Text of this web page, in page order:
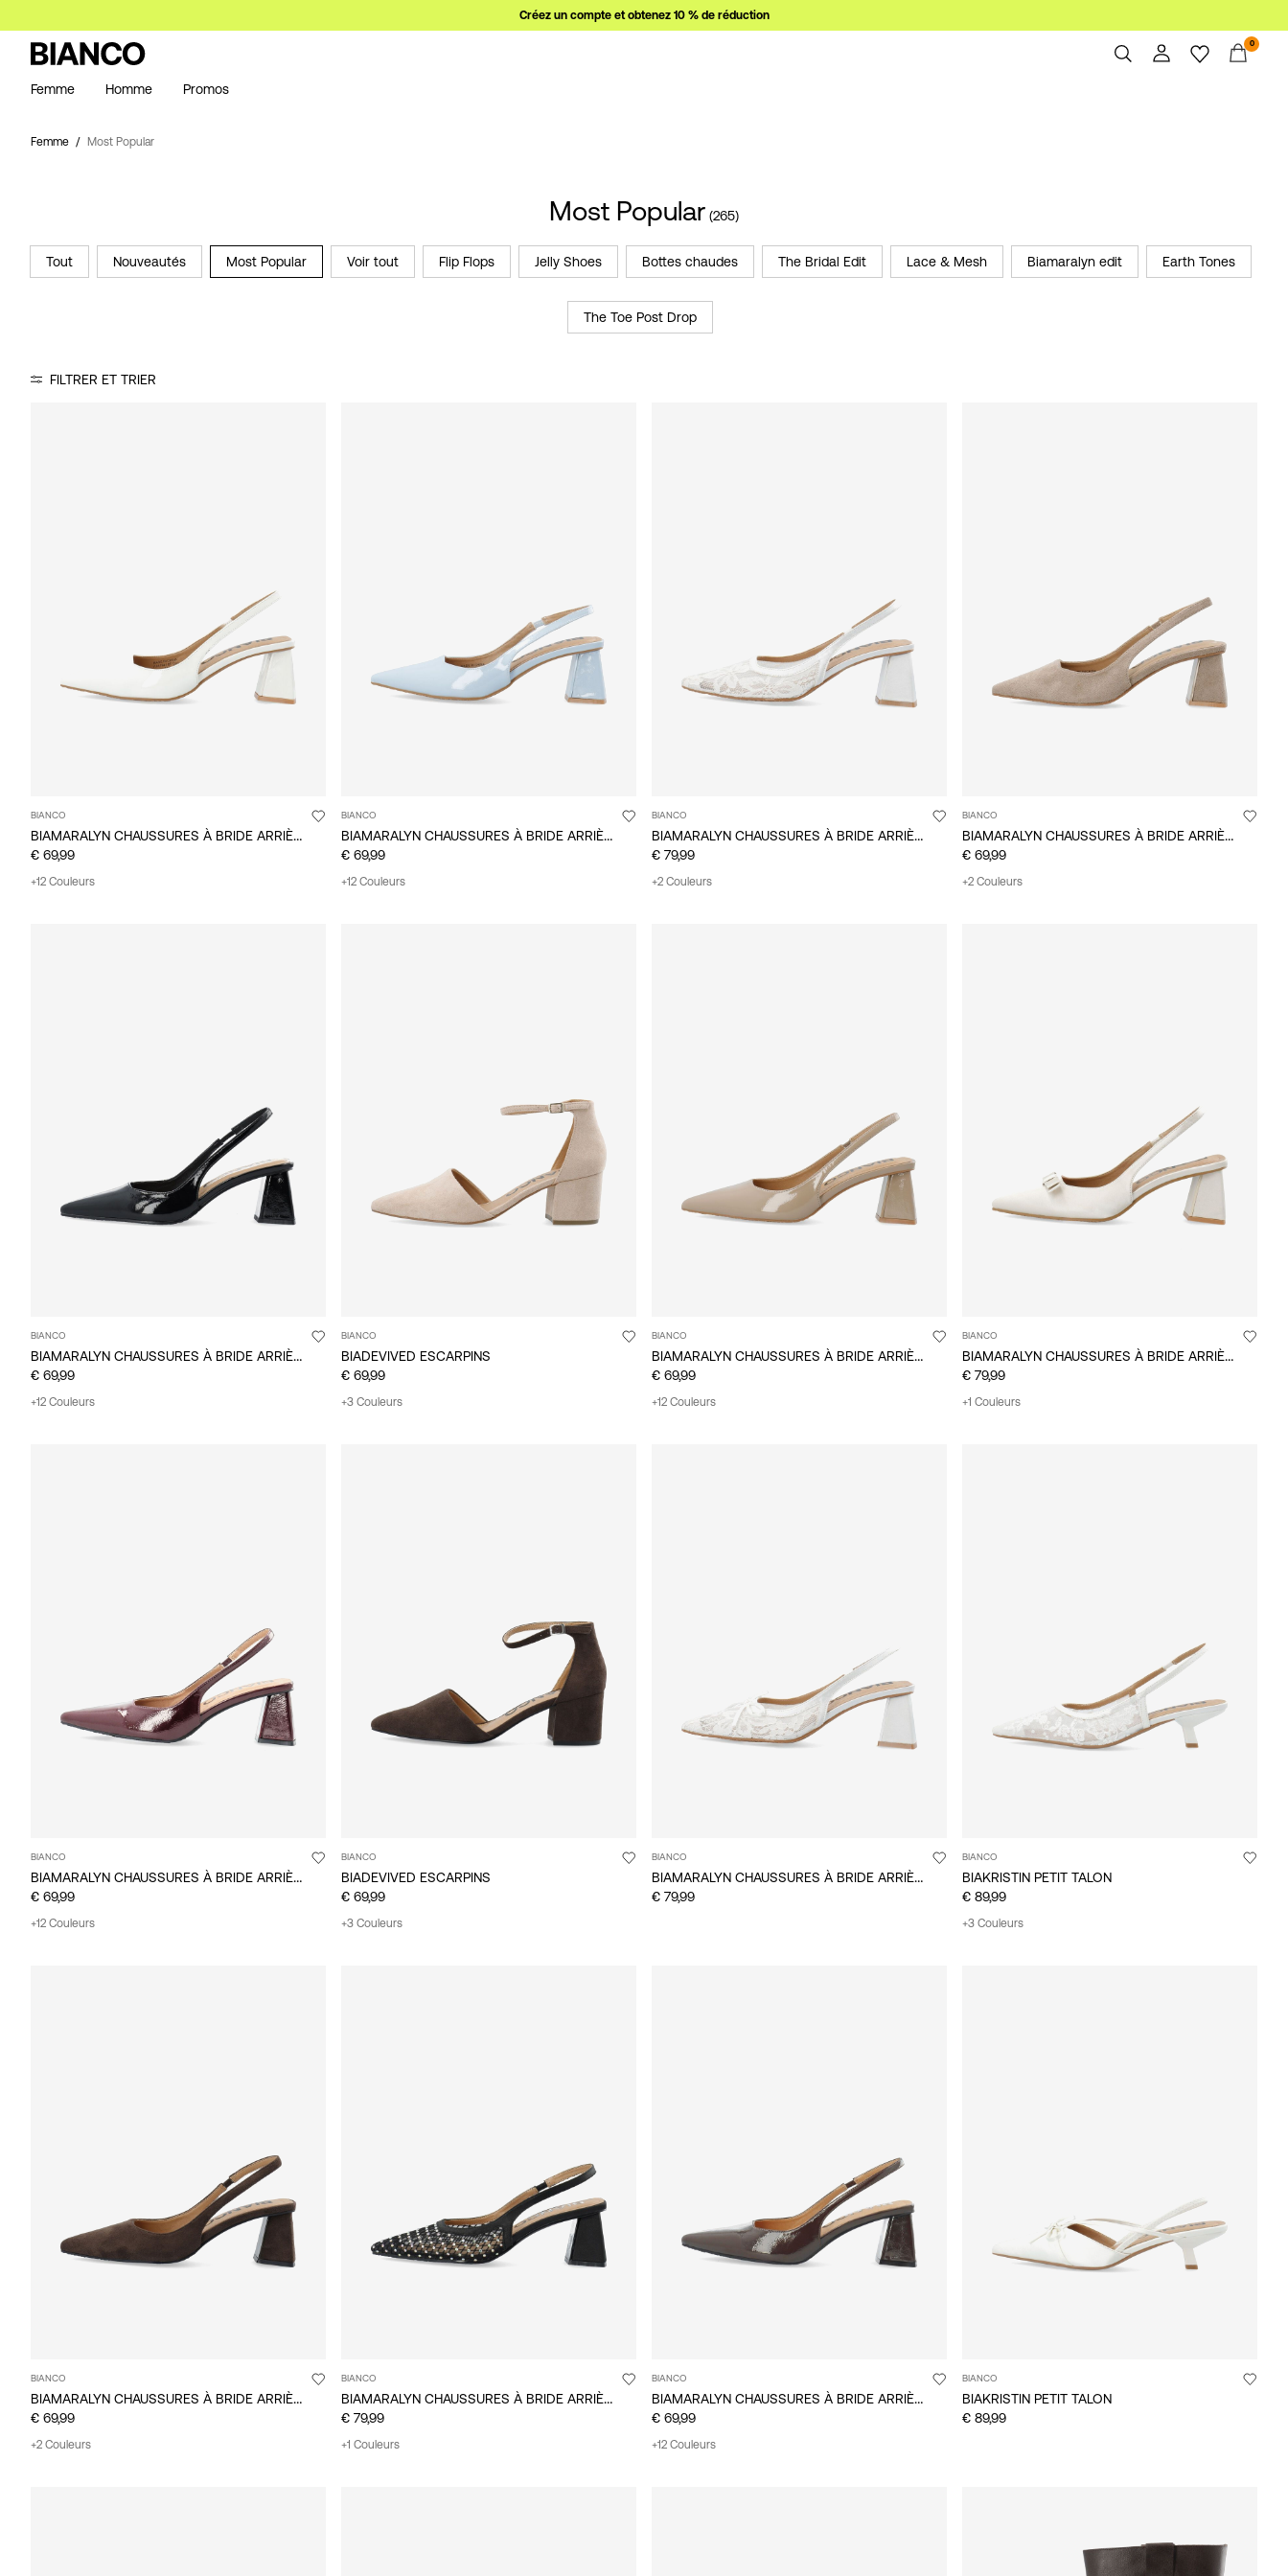
Créez un compte et obtenez 10 % de réduction
Déconnexion
0
Femme Homme Promos
Femme Most Popular
Most Popular (265)
Tout Nouveautés Most Popular Voir tout Flip Flops Jelly Shoes Bottes chaudes The Bridal Edit Lace & Mesh Biamaralyn edit Earth Tones
The Toe Post Drop
FILTRER ET TRIER
BIANCO
BIAMARALYN CHAUSSURES À BRIDE ARRIÈRE
€ 69,99
+12 Couleurs
BIANCO
BIAMARALYN CHAUSSURES À BRIDE ARRIÈRE
€ 69,99
+12 Couleurs
BIANCO
BIAMARALYN CHAUSSURES À BRIDE ARRIÈRE
€ 79,99
+2 Couleurs
BIANCO
BIAMARALYN CHAUSSURES À BRIDE ARRIÈRE
€ 69,99
+2 Couleurs
BIANCO
BIAMARALYN CHAUSSURES À BRIDE ARRIÈRE
€ 69,99
+12 Couleurs
BIANCO
BIADEVIVED ESCARPINS
€ 69,99
+3 Couleurs
BIANCO
BIAMARALYN CHAUSSURES À BRIDE ARRIÈRE
€ 69,99
+12 Couleurs
BIANCO
BIAMARALYN CHAUSSURES À BRIDE ARRIÈRE
€ 79,99
+1 Couleurs
BIANCO
BIAMARALYN CHAUSSURES À BRIDE ARRIÈRE
€ 69,99
+12 Couleurs
BIANCO
BIADEVIVED ESCARPINS
€ 69,99
+3 Couleurs
BIANCO
BIAMARALYN CHAUSSURES À BRIDE ARRIÈRE
€ 79,99
BIANCO
BIAKRISTIN PETIT TALON
€ 89,99
+3 Couleurs
BIANCO
BIAMARALYN CHAUSSURES À BRIDE ARRIÈRE
€ 69,99
+2 Couleurs
BIANCO
BIAMARALYN CHAUSSURES À BRIDE ARRIÈRE
€ 79,99
+1 Couleurs
BIANCO
BIAMARALYN CHAUSSURES À BRIDE ARRIÈRE
€ 69,99
+12 Couleurs
BIANCO
BIAKRISTIN PETIT TALON
€ 89,99